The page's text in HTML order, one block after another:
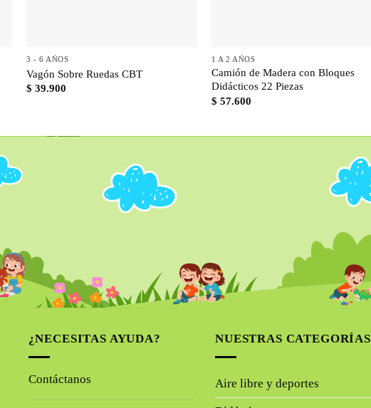
3 - 6 AÑOS
Vagón Sobre Ruedas CBT
$ 39.900
1 A 2 AÑOS
Camión de Madera con Bloques
Didácticos 22 Piezas
$ 57.600
¿NECESITAS AYUDA?
Contáctanos
NUESTRAS CATEGORÍAS
Aire libre y deportes